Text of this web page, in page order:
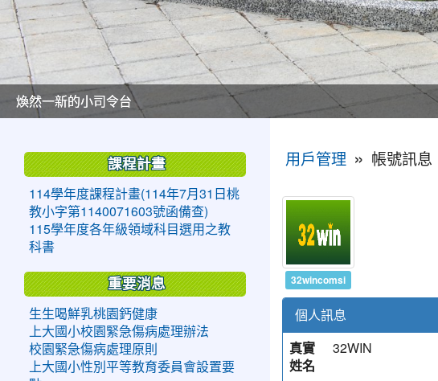
美麗的操場是我們活力的來源
美麗的操場是我們活力的來源
煥然一新的小司令台
煥然一新的小司令台
富含桃園埤塘田園風光意象的中廊
富含桃園埤塘田園風光意象的中廊
嶄新的中庭廣場
嶄新的中庭廣場
水生池生生不息
水生池生生不息
用戶管理 » 帳號訊息
32wincomsi
個人訊息
真實
姓名
32WIN
課程計畫
114學年度課程計畫(114年7月31日桃
教小字第1140071603號函備查)
115學年度各年級領域科目選用之教
科書
重要消息
生生喝鮮乳桃園鈣健康
上大國小校園緊急傷病處理辦法
校園緊急傷病處理原則
上大國小性別平等教育委員會設置要